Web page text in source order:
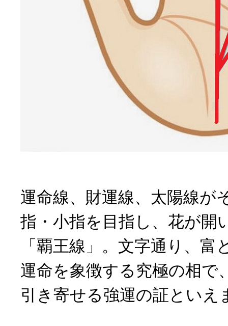
運命線、財運線、太陽線が
指・小指を目指し、花が開
「覇王線」。文字通り、
運命を象徴する究極の相で
引き寄せる強運の証といえ